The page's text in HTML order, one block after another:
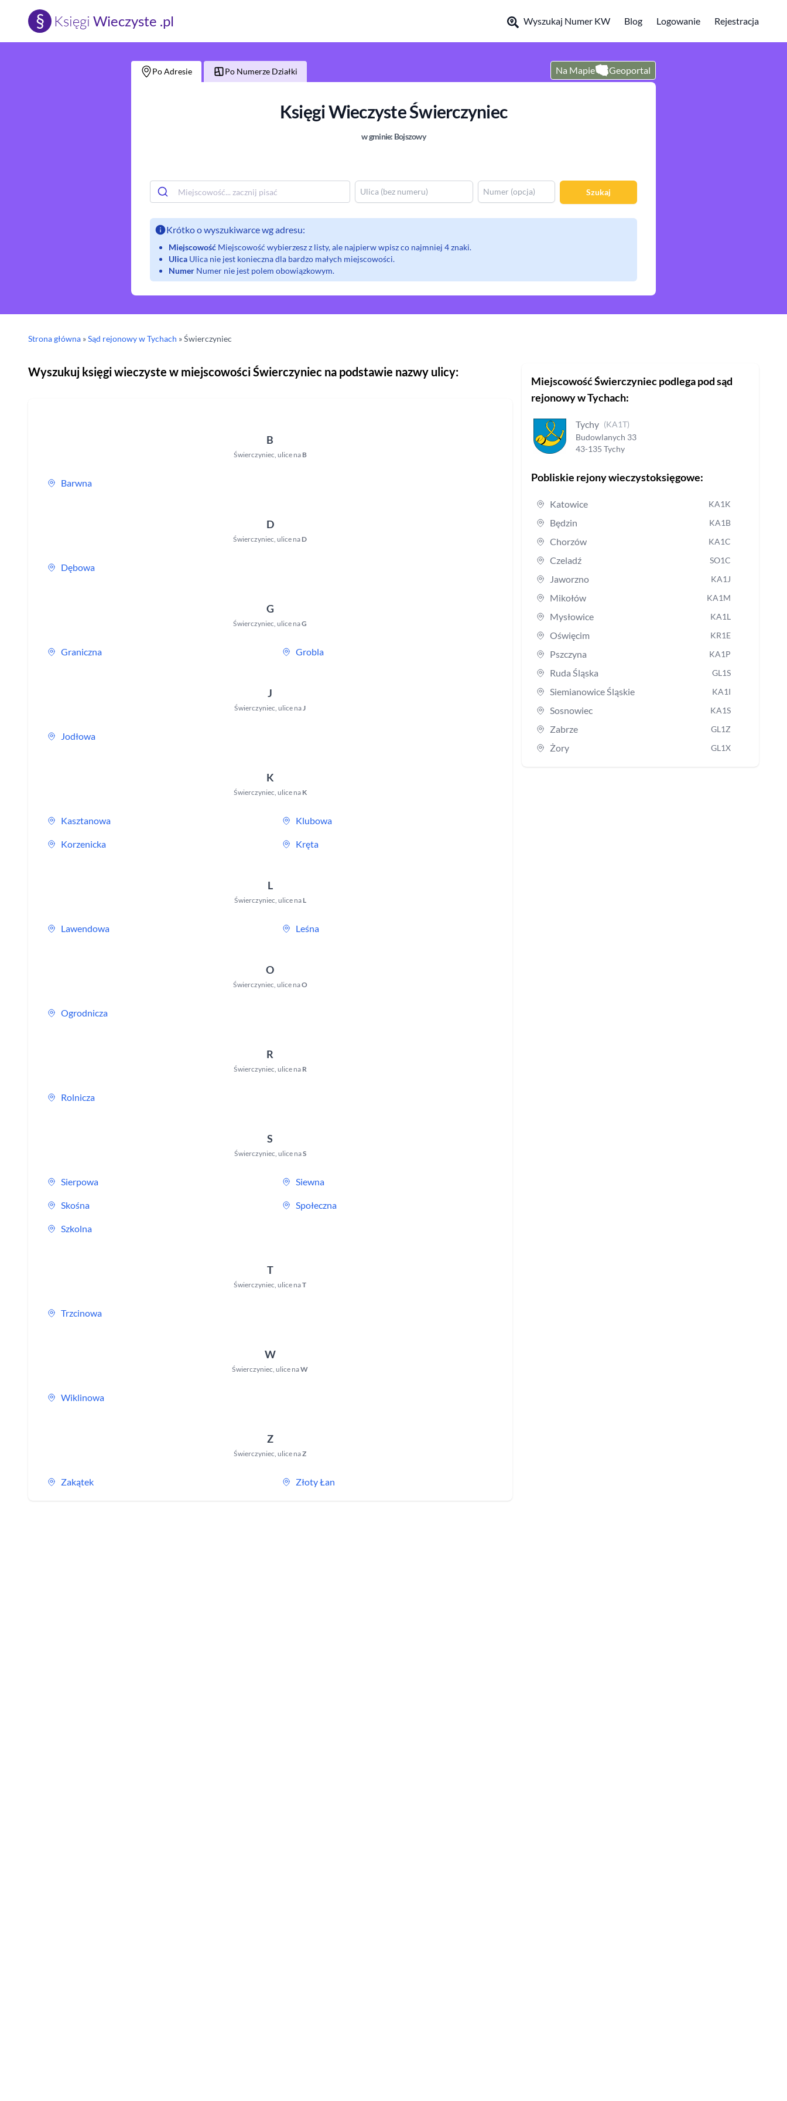
§ Księgi Wieczyste .pl Wyszukaj Numer KW Blog Logowanie Rejestracja
Po Adresie Po Numerze Działki Na Mapie Geoportal
Księgi WieczysteŚwierczyniec
w gminie: Bojszowy
Szukaj
Krótko o wyszukiwarce wg adresu:
Miejscowość Miejscowość wybierzesz z listy, ale najpierw wpisz co najmniej 4 znaki.
Ulica Ulica nie jest konieczna dla bardzo małych miejscowości.
Numer Numer nie jest polem obowiązkowym.
Strona główna »Sąd rejonowyw Tychach »Świerczyniec
Wyszukuj księgi wieczyste w miejscowościŚwierczyniec na podstawie nazwy ulicy:
B
Świerczyniec, ulice na B
Barwna
D
Świerczyniec,ulice na D
Dębowa
G
Świerczyniec,ulice naG
Graniczna Grobla
J
Świerczyniec,ulice naJ
Jodłowa
K
Świerczyniec, ulice na K
Kasztanowa Klubowa
Korzenicka Kręta
L
Świerczyniec, ulice na L
Lawendowa Leśna
O
Świerczyniec, ulice naO
Ogrodnicza
R
Świerczyniec, ulice na R
Rolnicza
S
Świerczyniec, ulice naS
Sierpowa Siewna
Skośna Społeczna
Szkolna
T
Świerczyniec,ulice naT
Trzcinowa
W
Świerczyniec,ulice naW
Wiklinowa
Z
Świerczyniec,ulice naZ
Zakątek Złoty Łan
MiejscowośćŚwierczyniecpodlega pod sąd
rejonowyw Tychach:
Tychy (KA1T)
Budowlanych 33
43-135 Tychy
Pobliskie rejony wieczystoksięgowe:
Katowice KA1K
Będzin KA1B
Chorzów KA1C
Czeladź SO1C
Jaworzno KA1J
Mikołów KA1M
Mysłowice KA1L
Oświęcim KR1E
Pszczyna KA1P
Ruda Śląska GL1S
Siemianowice Śląskie KA1I
Sosnowiec KA1S
Zabrze GL1Z
Żory GL1X